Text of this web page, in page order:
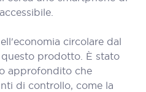
circolare dal
prodotto. È stato
approfondito che
di controllo, come la